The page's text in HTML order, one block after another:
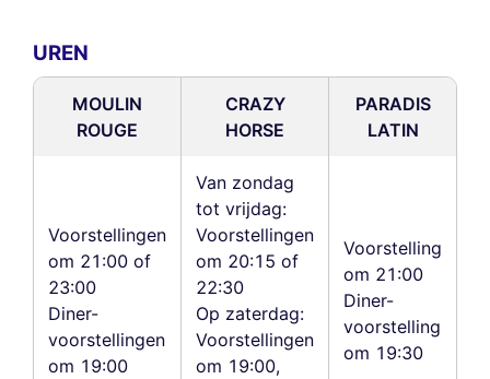
UREN
MOULIN
ROUGE
CRAZY
HORSE
PARADIS
LATIN
Voorstellingen
om 21:00 of
23:00
Diner-
voorstellingen
om 19:00
Van zondag
tot vrijdag:
Voorstellingen
om 20:15 of
22:30
Op zaterdag:
Voorstellingen
om 19:00,
Voorstelling
om 21:00
Diner-
voorstelling
om 19:30